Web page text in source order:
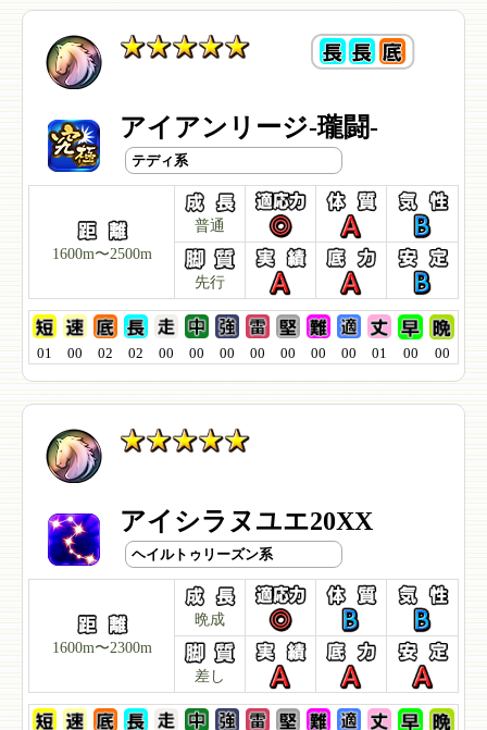
アイアンリージ-瓏闘-
テディ系
1600m〜2500m
普通
先行
01 00 02 02 00 00 00 00 00 00 00 01 00 00
アイシラヌユエ20XX
ヘイルトゥリーズン系
1600m〜2300m
晩成
差し